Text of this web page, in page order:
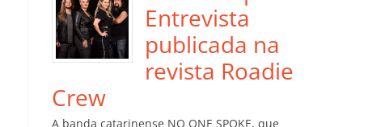
o
k
p a
ss
ro
m
til
h
ar
Entrevista
publicada na
revista Roadie
Crew
A banda catarinense NO ONE SPOKE, que